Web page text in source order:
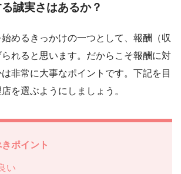
誠実さはあるか？
めるきっかけの一つとして、報酬（収
れると思います。だからこそ報酬に対
非常に大事なポイントです。下記を目
を選ぶようにしましょう。
ポイント
い